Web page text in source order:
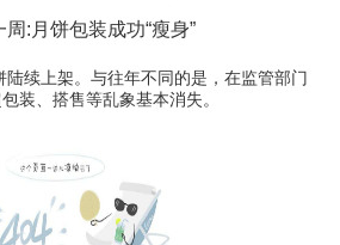
:月饼包装成功“瘦身”
陆续上架。与往年不同的是，在监管部门
装、搭售等乱象基本消失。